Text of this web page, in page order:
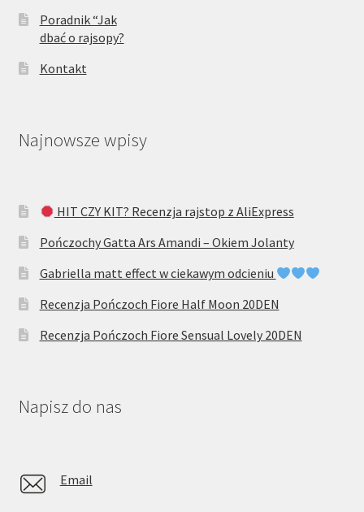
Poradnik “Jak
dbać o rajsopy?
Kontakt
Najnowsze wpisy
HIT CZY KIT? Recenzja rajstop z AliExpress
Pończochy Gatta Ars Amandi – Okiem Jolanty
Gabriella matt effect w ciekawym odcieniu
Recenzja Pończoch Fiore Half Moon 20DEN
Recenzja Pończoch Fiore Sensual Lovely 20DEN
Napisz do nas
Email